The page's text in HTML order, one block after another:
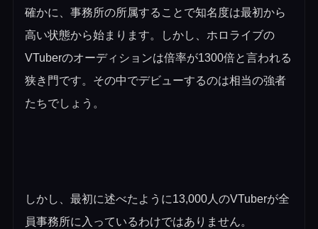
確かに、事務所の所属することで知名度は最初から
高い状態から始まります。しかし、ホロライブの
VTuberのオーディションは倍率が1300倍と言われる
狭き門です。その中でデビューするのは相当の強者
たちでしょう。
しかし、最初に述べたように13,000人のVTuberが全
員事務所に入っているわけではありません。